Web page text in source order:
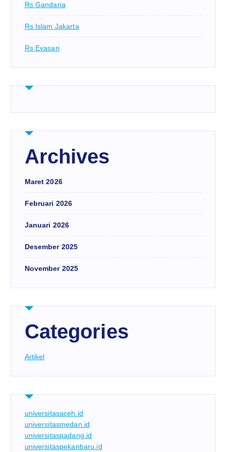
Rs Gandaria
Rs Islam Jakarta
Rs Evasari
Archives
Maret 2026
Februari 2026
Januari 2026
Desember 2025
November 2025
Categories
Artikel
universitasaceh.id
universitasmedan.id
universitaspadang.id
universitaspekanbaru.id